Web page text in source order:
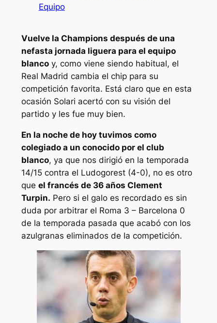
Equipo
Vuelve la Champions después de una
nefasta jornada liguera para el equipo
blancoy, como viene siendo habitual, el
Real Madrid cambia el chip para su
competición favorita. Está claro que en esta
ocasión Solari acertó con su visión del
partido y les fue muy bien.
En la noche de hoy tuvimos como
colegiado a un conocido por el club
blanco, ya que nos dirigió en la temporada
14/15 contra el Ludogorest (4-0), no es otro
que el francés de 36 años Clement
Turpin. Pero si el galo es recordado es sin
duda por arbitrar el Roma 3 – Barcelona 0
de la temporada pasada que acabó con los
azulgranas eliminados de la competición.